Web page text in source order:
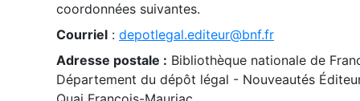
coordonnées suivantes.
Courriel : depotlegal.editeur@bnf.fr
Adresse postale : Bibliothèque nationale de
Département du dépôt légal - Nouveautés